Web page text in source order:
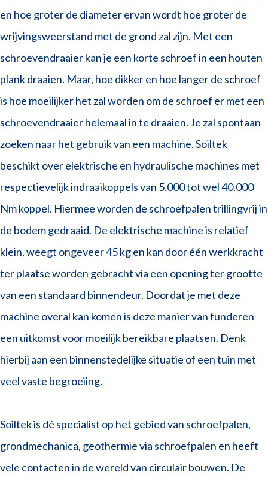
en hoe groter de diameter ervan wordt hoe groter de
wrijvingsweerstand met de grond zal zijn. Met een
schroevendraaier kan je een korte schroef in een houten
plank draaien. Maar, hoe dikker en hoe langer de schroef
is hoe moeilijker het zal worden om de schroef er met een
schroevendraaier helemaal in te draaien. Je zal spontaan
zoeken naar het gebruik van een machine. Soiltek
beschikt over elektrische en hydraulische machines met
respectievelijk indraaikoppels van 5.000 tot wel 40.000
Nm koppel. Hiermee worden de schroefpalen trillingvrij in
de bodem gedraaid. De elektrische machine is relatief
klein, weegt ongeveer 45 kg en kan door één werkkracht
ter plaatse worden gebracht via een opening ter grootte
van een standaard binnendeur. Doordat je met deze
machine overal kan komen is deze manier van funderen
een uitkomst voor moeilijk bereikbare plaatsen. Denk
hierbij aan een binnenstedelijke situatie of een tuin met
veel vaste begroeiing.
Soiltek is dé specialist op het gebied van schroefpalen,
grondmechanica, geothermie via schroefpalen en heeft
vele contacten in de wereld van circulair bouwen. De